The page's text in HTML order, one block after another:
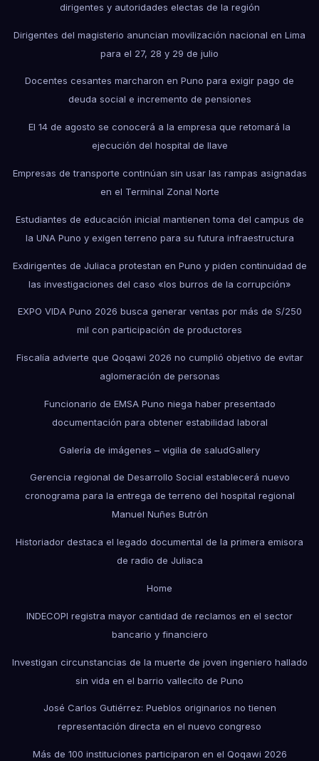
dirigentes y autoridades electas de la región
Dirigentes del magisterio anuncian movilización nacional en Lima
para el 27, 28 y 29 de julio
Docentes cesantes marcharon en Puno para exigir pago de
deuda social e incremento de pensiones
El 14 de agosto se conocerá a la empresa que retomará la
ejecución del hospital de Ilave
Empresas de transporte continúan sin usar las rampas asignadas
en el Terminal Zonal Norte
Estudiantes de educación inicial mantienen toma del campus de
la UNA Puno y exigen terreno para su futura infraestructura
Exdirigentes de Juliaca protestan en Puno y piden continuidad de
las investigaciones del caso «los burros de la corrupción»
EXPO VIDA Puno 2026 busca generar ventas por más de S/250
mil con participación de productores
Fiscalía advierte que Qoqawi 2026 no cumplió objetivo de evitar
aglomeración de personas
Funcionario de EMSA Puno niega haber presentado
documentación para obtener estabilidad laboral
Galería de imágenes – vigilia de saludGallery
Gerencia regional de Desarrollo Social establecerá nuevo
cronograma para la entrega de terreno del hospital regional
Manuel Nuñes Butrón
Historiador destaca el legado documental de la primera emisora
de radio de Juliaca
Home
INDECOPI registra mayor cantidad de reclamos en el sector
bancario y financiero
Investigan circunstancias de la muerte de joven ingeniero hallado
sin vida en el barrio vallecito de Puno
José Carlos Gutiérrez: Pueblos originarios no tienen
representación directa en el nuevo congreso
Más de 100 instituciones participaron en el Qoqawi 2026